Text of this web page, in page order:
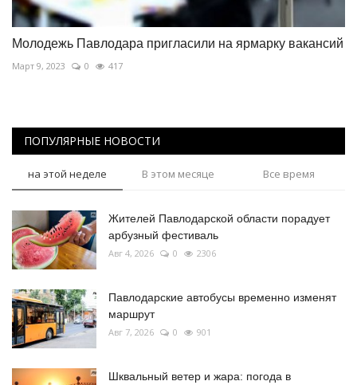
Молодежь Павлодара пригласили на ярмарку вакансий
Март 9, 2023 0 417
ПОПУЛЯРНЫЕ НОВОСТИ
на этой неделе В этом месяце Все время
Жителей Павлодарской области порадует
арбузный фестиваль
Авг 4, 2026 0 2306
Павлодарские автобусы временно изменят
маршрут
Авг 7, 2026 0 901
Шквальный ветер и жара: погода в